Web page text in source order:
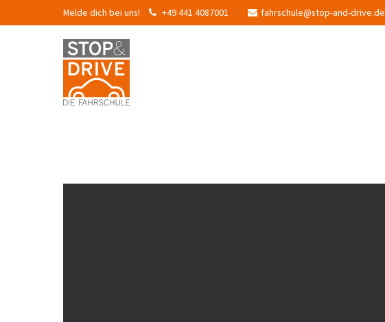
Melde dich bei uns! +49 441 4087001 fahrschule@stop-and-drive.de